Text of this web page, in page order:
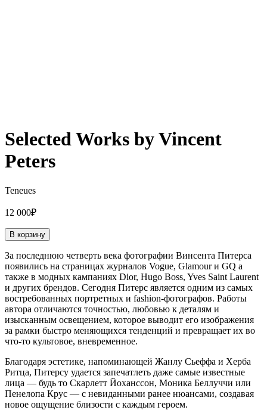
Selected Works by Vincent
Peters
Teneues
12 000₽
В корзину
За последнюю четверть века фотографии Винсента Питерса
появились на страницах журналов Vogue, Glamour и GQ а
также в модных кампаниях Dior, Hugo Boss, Yves Saint Laurent
и других брендов. Сегодня Питерс является одним из самых
востребованных портретных и fashion-фотографов. Работы
автора отличаются точностью, любовью к деталям и
изысканным освещением, которое выводит его изображения
за рамки быстро меняющихся тенденций и превращает их во
что-то культовое, вневременное.
Благодаря эстетике, напоминающей Жанлу Сьеффа и Херба
Ритца, Питерсу удается запечатлеть даже самые известные
лица — будь то Скарлетт Йоханссон, Моника Беллуччи или
Пенелопа Крус — с невиданными ранее нюансами, создавая
новое ощущение близости с каждым героем.